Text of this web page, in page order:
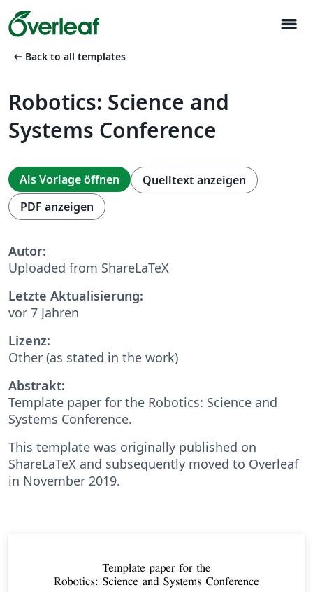
menu
arrow_left_alt Back to all templates
Robotics: Science and
Systems Conference
Als Vorlage öffnen
Quelltext anzeigen
PDF anzeigen
Autor:
Uploaded from ShareLaTeX
Letzte Aktualisierung:
vor 7 Jahren
Lizenz:
Other (as stated in the work)
Abstrakt:
Template paper for the Robotics: Science and
Systems Conference.
This template was originally published on
ShareLaTeX and subsequently moved to Overleaf
in November 2019.